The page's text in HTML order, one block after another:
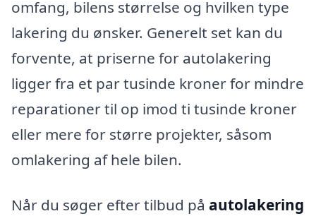
omfang, bilens størrelse og hvilken type
lakering du ønsker. Generelt set kan du
forvente, at priserne for autolakering
ligger fra et par tusinde kroner for mindre
reparationer til op imod ti tusinde kroner
eller mere for større projekter, såsom
omlakering af hele bilen.
Når du søger efter tilbud på autolakering